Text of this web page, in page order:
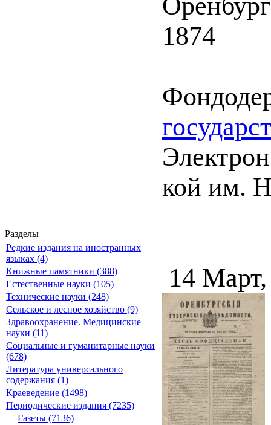
Разделы
Редкие издания на иностранных
языках (4)
Книжные памятники (388)
Естественные науки (105)
Технические науки (248)
Сельское и лесное хозяйство (9)
Здравоохранение. Медицинские
науки (11)
Социальные и гуманитарные науки
(678)
Литература универсального
содержания (1)
Краеведение (1498)
Периодические издания (7235)
Газеты (7136)
1874
кой им.
14